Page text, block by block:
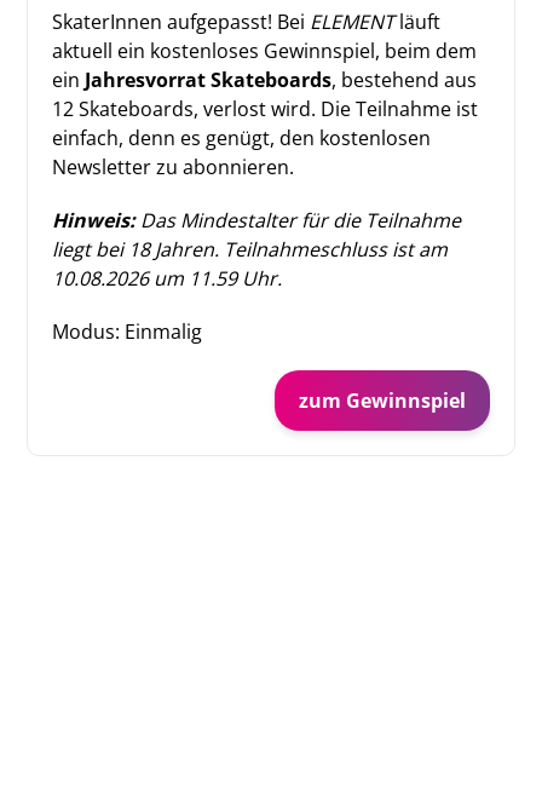
SkaterInnen aufgepasst! Bei ELEMENTläuft
aktuell ein kostenloses Gewinnspiel, beim dem
ein Jahresvorrat Skateboards, bestehend aus
12 Skateboards, verlost wird. Die Teilnahme ist
einfach, denn es genügt, den kostenlosen
Newsletter zu abonnieren.
Hinweis:Das Mindestalter für die Teilnahme
liegt bei 18 Jahren. Teilnahmeschluss ist am
10.08.2026 um 11.59 Uhr.
Modus: Einmalig
zum Gewinnspiel